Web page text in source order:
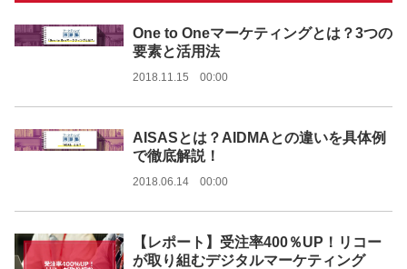
One to Oneマーケティングとは？3つの
要素と活用法
2018.11.15 00:00
AISASとは？AIDMAとの違いを具体例
で徹底解説！
2018.06.14 00:00
【レポート】受注率400％UP！リコー
が取り組むデジタルマーケティング